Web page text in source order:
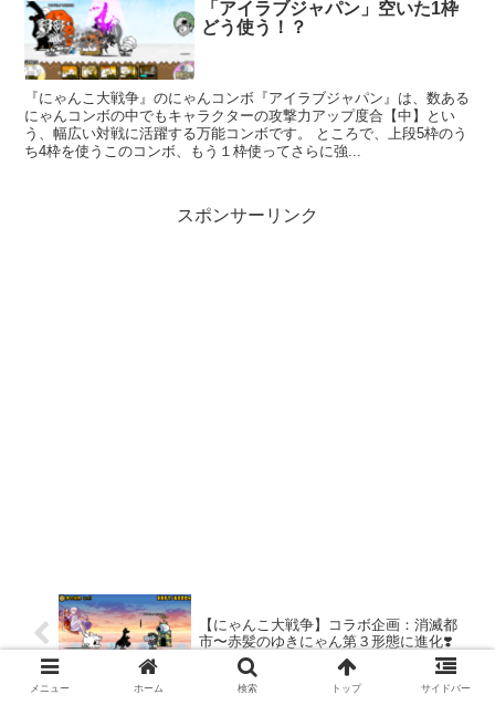
「アイラブジャパン」空いた1枠
どう使う！？
『にゃんこ大戦争』のにゃんコンボ『アイラブジャパン』は、数ある
にゃんコンボの中でもキャラクターの攻撃力アップ度合【中】とい
う、幅広い対戦に活躍する万能コンボです。 ところで、上段5枠のう
ち4枠を使うこのコンボ、もう１枠使ってさらに強...
スポンサーリンク
【にゃんこ大戦争】コラボ企画：消滅都
市〜赤髪のゆきにゃん第３形態に進化❣️
メニュー ホーム 検索 トップ サイドバー